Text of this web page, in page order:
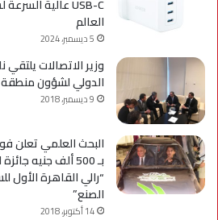
العالم
5 ديسمبر، 2024
وزير الاتصالات
الدولي لشؤون
9 ديسمبر، 2018
البحث العلمي
بـ 500 ألف جنيه
“رالي القاهرة الأول
الصنع”
14 أكتوبر، 2018